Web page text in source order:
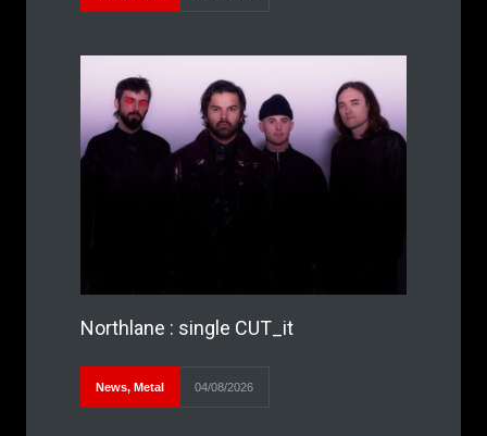
Northlane : single CUT_it
News, Metal 04/08/2026